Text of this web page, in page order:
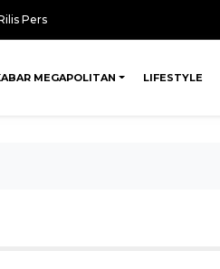
Pers
MEGAPOLITAN LIFESTYLE